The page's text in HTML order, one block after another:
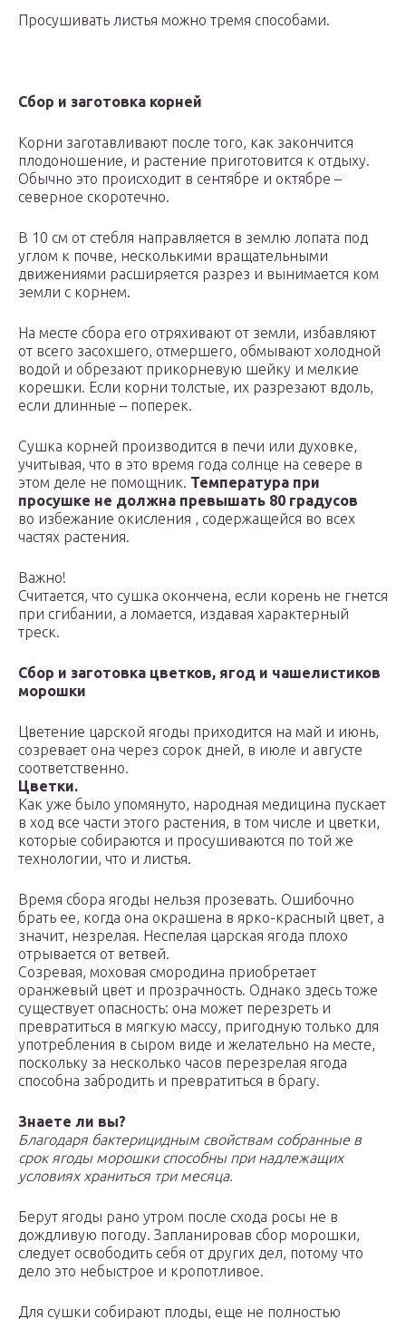
Просушивать листья можно тремя способами.
Сбор и заготовка корней
Корни заготавливают после того, как закончится
плодоношение, и растение приготовится к отдыху.
Обычно это происходит в сентябре и октябре –
северное скоротечно.
В 10 см от стебля направляется в землю лопата под
углом к почве, несколькими вращательными
движениями расширяется разрез и вынимается ком
земли с корнем.
На месте сбора его отряхивают от земли, избавляют
от всего засохшего, отмершего, обмывают холодной
водой и обрезают прикорневую шейку и мелкие
корешки. Если корни толстые, их разрезают вдоль,
если длинные – поперек.
Сушка корней производится в печи или духовке,
учитывая, что в это время года солнце на севере в
этом деле не помощник. Температура при
просушке не должна превышать 80 градусов
во избежание окисления , содержащейся во всех
частях растения.
Важно!
Считается, что сушка окончена, если корень не гнется
при сгибании, а ломается, издавая характерный
треск.
Сбор и заготовка цветков, ягод и чашелистиков
морошки
Цветение царской ягоды приходится на май и июнь,
созревает она через сорок дней, в июле и августе
соответственно.
Цветки.
Как уже было упомянуто, народная медицина пускает
в ход все части этого растения, в том числе и цветки,
которые собираются и просушиваются по той же
технологии, что и листья.
Время сбора ягоды нельзя прозевать. Ошибочно
брать ее, когда она окрашена в ярко-красный цвет, а
значит, незрелая. Неспелая царская ягода плохо
отрывается от ветвей.
Созревая, моховая смородина приобретает
оранжевый цвет и прозрачность. Однако здесь тоже
существует опасность: она может перезреть и
превратиться в мягкую массу, пригодную только для
употребления в сыром виде и желательно на месте,
поскольку за несколько часов перезрелая ягода
способна забродить и превратиться в брагу.
Знаете ли вы?
Благодаря бактерицидным свойствам собранные в
срок ягоды морошки способны при надлежащих
условиях храниться три месяца.
Берут ягоды рано утром после схода росы не в
дождливую погоду. Запланировав сбор морошки,
следует освободить себя от других дел, потому что
дело это небыстрое и кропотливое.
Для сушки собирают плоды, еще не полностью